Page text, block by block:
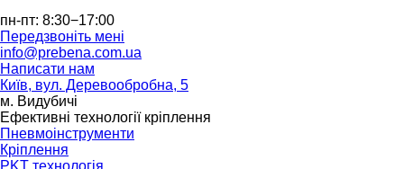
пн-пт: 8:30−17:00
Передзвоніть мені
info@prebena.com.ua
Написати нам
Київ, вул. Деревообробна, 5
м. Видубичі
Ефективні технології кріплення
Пневмоінструменти
Кріплення
PKT технологія